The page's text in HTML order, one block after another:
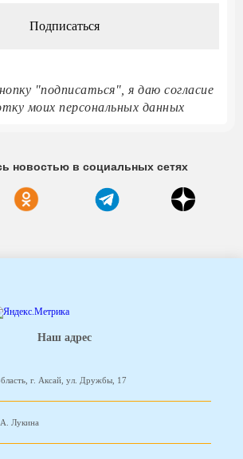
"подписаться", я даю согласие
моих персональных данных
новостью в социальных сетях
Наш адрес
г. Аксай, ул. Дружбы, 17
Лукина